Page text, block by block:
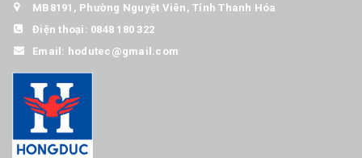
MB8191, Phường Nguyệt Viên, Tỉnh Thanh Hóa
Điện thoại: 0848 180 322
Email: hodutec@gmail.com